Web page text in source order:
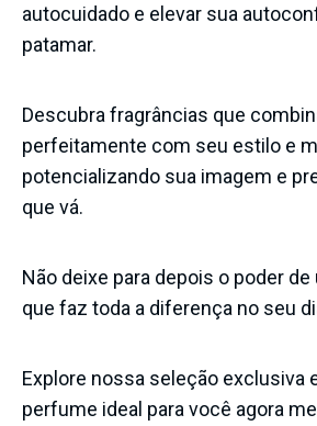
autocuidado e elevar sua
patamar.
Descubra fragrâncias que
perfeitamente com seu estilo e
potencializando sua imagem e
que vá.
Não deixe para depois o poder
que faz toda a diferença no seu
Explore nossa seleção exclusiva
perfume ideal para você agora